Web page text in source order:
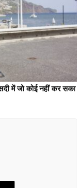
में जो कोई नहीं कर सका